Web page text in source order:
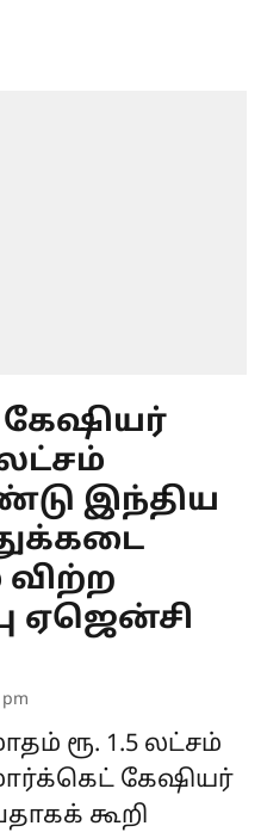
இந்திய
விற்ற
ஏஜென்சி
ரூ. 1.5 லட்சம்
கேஷியர்
கூறி